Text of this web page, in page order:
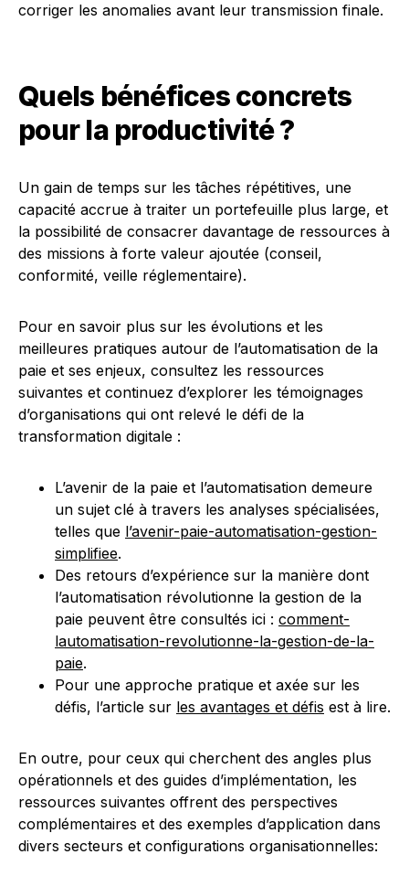
corriger les anomalies avant leur transmission finale.
Quels bénéfices concrets
pour la productivité ?
Un gain de temps sur les tâches répétitives, une
capacité accrue à traiter un portefeuille plus large, et
la possibilité de consacrer davantage de ressources à
des missions à forte valeur ajoutée (conseil,
conformité, veille réglementaire).
Pour en savoir plus sur les évolutions et les
meilleures pratiques autour de l’automatisation de la
paie et ses enjeux, consultez les ressources
suivantes et continuez d’explorer les témoignages
d’organisations qui ont relevé le défi de la
transformation digitale :
L’avenir de la paie et l’automatisation demeure
un sujet clé à travers les analyses spécialisées,
telles que l’avenir-paie-automatisation-gestion-
simplifiee.
Des retours d’expérience sur la manière dont
l’automatisation révolutionne la gestion de la
paie peuvent être consultés ici : comment-
lautomatisation-revolutionne-la-gestion-de-la-
paie.
Pour une approche pratique et axée sur les
défis, l’article sur les avantages et défis est à lire.
En outre, pour ceux qui cherchent des angles plus
opérationnels et des guides d’implémentation, les
ressources suivantes offrent des perspectives
complémentaires et des exemples d’application dans
divers secteurs et configurations organisationnelles: